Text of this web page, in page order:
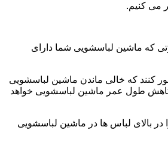
که ماشین لباسشویی شما دارای
کنند که خالی ماندن ماشین لباسشویی
طول عمر ماشین لباسشویی خواهد
بالای لباس ها در ماشین لباسشویی